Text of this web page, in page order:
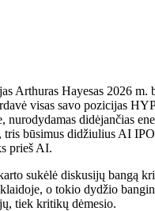
Arthuras Hayesas 2026 m.
visas savo pozicijas
didėjančias
tris būsimus didžiulius AI
prieš AI.
sukėlė diskusijų bangą
o tokio dydžio
tiek kritikų dėmesio.